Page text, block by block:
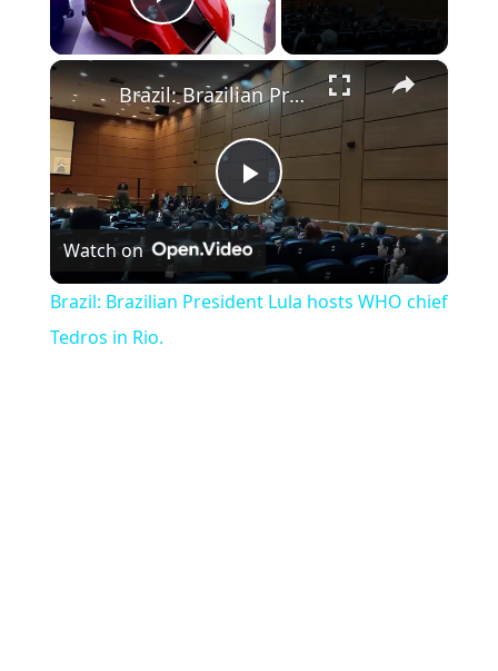
Play Video
×
Play Video
Brazil: Brazilian President Lula hosts WHO chief Tedros in Rio.
Watch on
Brazil: Brazilian President Lula hosts WHO chief
Tedros in Rio.